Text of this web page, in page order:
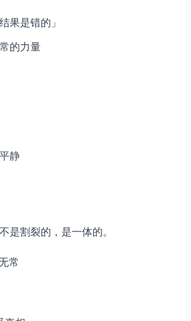
果是错的」
的力量
静
是割裂的，是一体的。
常